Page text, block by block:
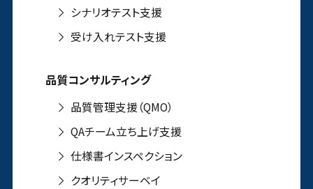
シナリオテスト支援
受け入れテスト支援
品質コンサルティング
品質管理支援（QMO）
QAチーム立ち上げ支援
仕様書インスペクション
クオリティサーベイ